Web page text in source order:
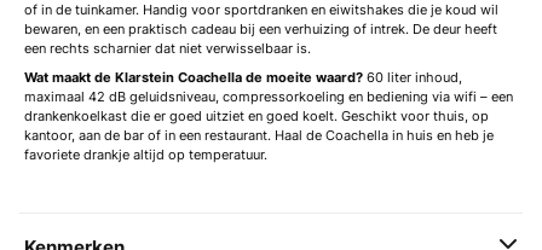
of in de tuinkamer. Handig voor sportdranken en eiwitshakes die je koud wil
bewaren, en een praktisch cadeau bij een verhuizing of intrek. De deur heeft
een rechts scharnier dat niet verwisselbaar is.
Wat maakt de Klarstein Coachella de moeite waard? 60 liter inhoud,
maximaal 42 dB geluidsniveau, compressorkoeling en bediening via wifi – een
drankenkoelkast die er goed uitziet en goed koelt. Geschikt voor thuis, op
kantoor, aan de bar of in een restaurant. Haal de Coachella in huis en heb je
favoriete drankje altijd op temperatuur.